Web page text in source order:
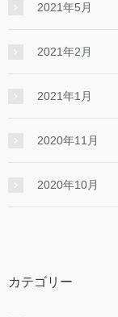
2021年5月
2021年2月
2021年1月
2020年11月
2020年10月
カテゴリー